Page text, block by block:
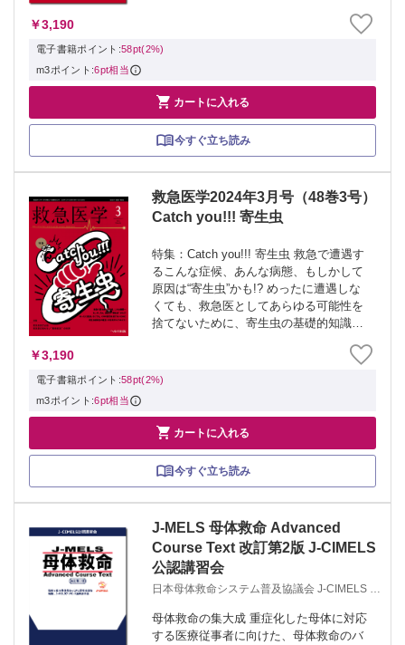
入・作成の歴史も、新たな鎮痛薬・鎮静
薬の可能性も、貪欲に学ぼう。 ≫ 「救
￥3,190
電子書籍ポイント:58pt(2%)
m3ポイント:6pt相当
 カートに入れる
今すぐ立ち読み
救急医学2024年3月号（48巻3号）
Catch you!!! 寄生虫
特集：Catch you!!! 寄生虫 救急で遭遇す
るこんな症候、あんな病態、もしかして
原因は“寄生虫”かも!? めったに遭遇しな
くても、救急医としてあらゆる可能性を
捨てないために、寄生虫の基礎的知識
トを学んでみよう！ ≫ 「救急医学」最
新号・バックナンバーはこち...
￥3,190
電子書籍ポイント:58pt(2%)
m3ポイント:6pt相当
 カートに入れる
今すぐ立ち読み
J-MELS 母体救命 Advanced
Course Text 改訂第2版 J-CIMELS
公認講習会
日本母体救命システム普及協議会 J-CIMELS J-
母体救命の集大成 重症化した母体に対応
する医療従事者に向けた、母体救命のバ